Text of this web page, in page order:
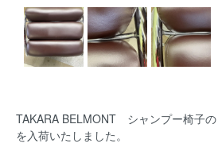
TAKARA BELMONT シャンプー椅子の
を入荷いたしました。